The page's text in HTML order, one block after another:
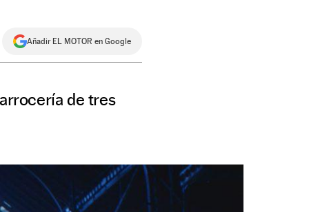
Añadir EL MOTOR en Google
de tres